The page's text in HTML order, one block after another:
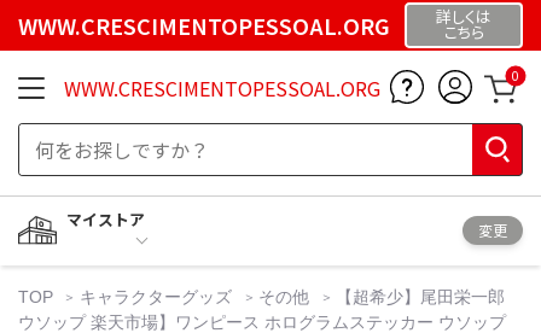
WWW.CRESCIMENTOPESSOAL.ORG 詳しくは
こちら
WWW.CRESCIMENTOPESSOAL.ORG 0
マイストア
変更
TOP キャラクターグッズ その他
【超希少】尾田栄一郎
ウソップ 楽天市場】ワンピース ホログラムステッカー ウソップ